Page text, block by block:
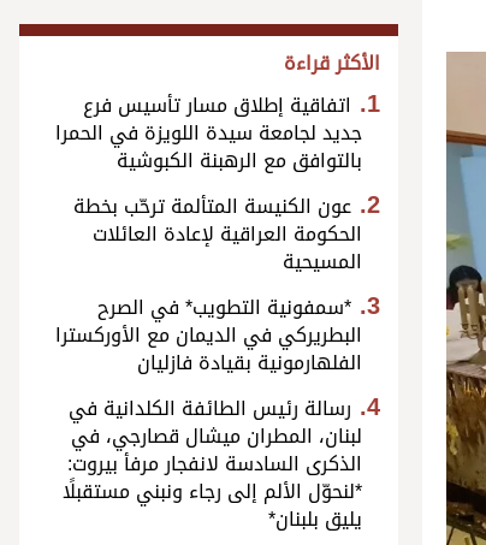
الأكثر قراءة
اتفاقية إطلاق مسار تأسيس فرع
جديد لجامعة سيدة اللويزة في الحمرا
بالتوافق مع الرهبنة الكبوشية
عون الكنيسة المتألمة ترحّب بخطة
الحكومة العراقية لإعادة العائلات
المسيحية
*سمفونية التطويب* في الصرح
البطريركي في الديمان مع الأوركسترا
الفلهارمونية بقيادة فازليان
رسالة رئيس الطائفة الكلدانية في
لبنان، المطران ميشال قصارجي، في
الذكرى السادسة لانفجار مرفأ بيروت:
*لنحوّل الألم إلى رجاء ونبني مستقبلًا
يليق بلبنان*